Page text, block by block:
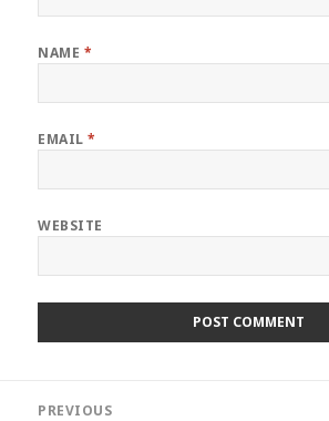
NAME *
EMAIL*
WEBSITE
PREVIOUS